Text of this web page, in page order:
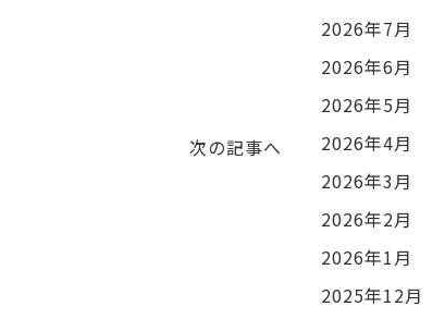
次の記事へ
2026年7月
2026年6月
2026年5月
2026年4月
2026年3月
2026年2月
2026年1月
2025年12月